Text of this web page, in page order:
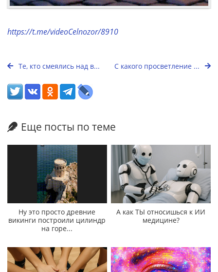
https://t.me/videoCelnozor/8910
Те, кто смеялись над в... С какого просветление ...
Еще посты по теме
Ну это просто древние
викинги построили цилиндр
на горе...
А как ТЫ относишься к ИИ
медицине?